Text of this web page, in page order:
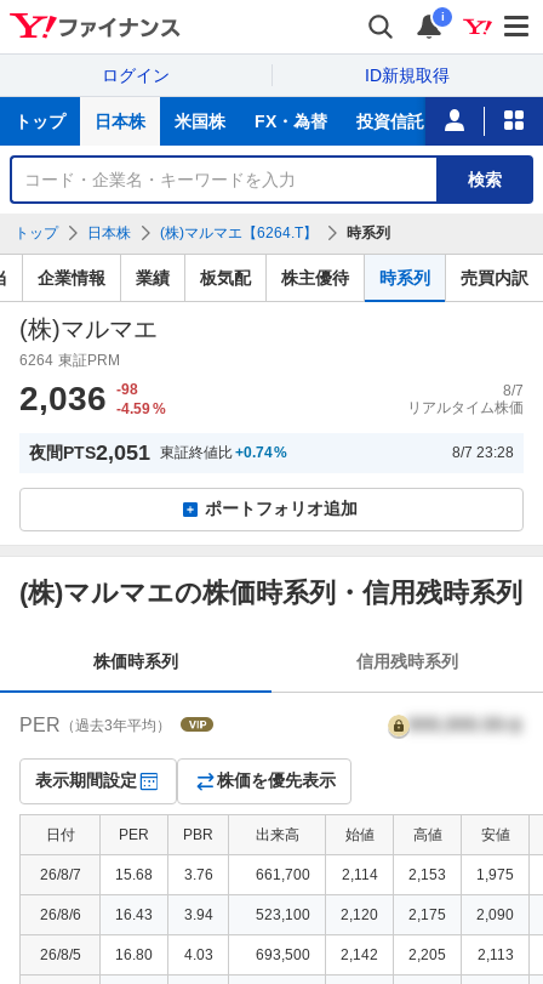
i
ログイン ID新規取得
サ
トップ 日本株 米国株 FX・為替 投資信託 ニュース
銘
検
検索
トップ 日本株 (株)マルマエ【6264.T】 時系列
企業情報 業績 板気配 株主優待 時系列 売買内訳
(株)マルマエ
6264 東証PRM
2,036
-98
-4.59%
8/7
リアルタイム株価
夜間PTS2,051 東証終値比+0.74% 8/7 23:28
ポートフォリオ追加
(株)マルマエの株価時系列・信用残時系列
列
株価時系列 信用残時系列
PER （過去3年平均） 999,999.99
表示期間設定 株価を優先表示
日付 PER PBR 出来高 始値 高値 安値
26/8/7 15.68 3.76 661,700 2,114 2,153 1,975
26/8/6 16.43 3.94 523,100 2,120 2,175 2,090
26/8/5 16.80 4.03 693,500 2,142 2,205 2,113